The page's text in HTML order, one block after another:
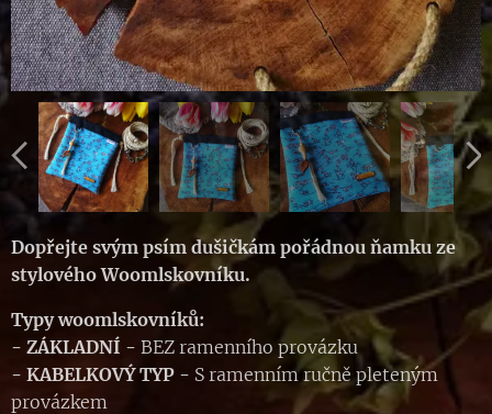
Dopřejte svým psím dušičkám pořádnou ňamku ze
stylového Woomlskovníku.
Typy woomlskovníků:
- ZÁKLADNÍ - BEZ ramenního provázku
- KABELKOVÝ TYP - S ramenním ručně pleteným
provázkem